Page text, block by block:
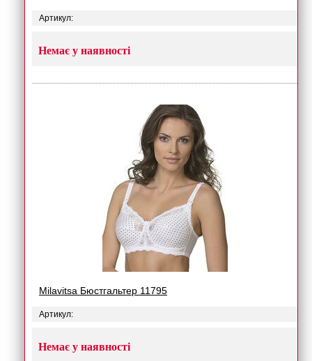
Артикул:
Немає у наявності
Milavitsa Бюстгальтер 11795
Артикул:
Немає у наявності